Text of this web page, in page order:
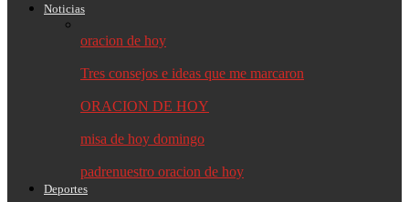
Noticias
oracion de hoy
Tres consejos e ideas que me marcaron
ORACION DE HOY
misa de hoy domingo
padrenuestro oracion de hoy
Deportes